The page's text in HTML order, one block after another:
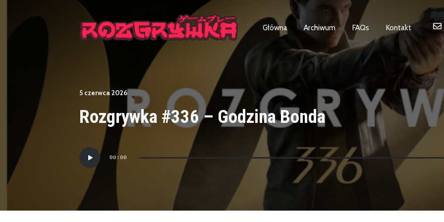
Główna Archiwum FAQs Kontakt
5 czerwca 2026
Rozgrywka #336 – Godzina Bonda
Odtwarzacz
plików
dźwiękowych
00:00